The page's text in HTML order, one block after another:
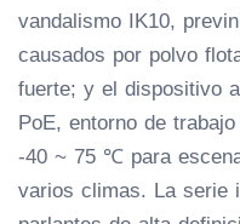
vandalismo IK10,
causados ​​por polvo
fuerte; y el dispositivo
PoE, entorno de
-40 ~ 75 ℃ para
varios climas. La serie